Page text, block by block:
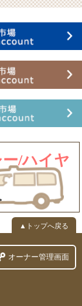
/ハイヤ
▲トップへ戻る
オーナー管理画面